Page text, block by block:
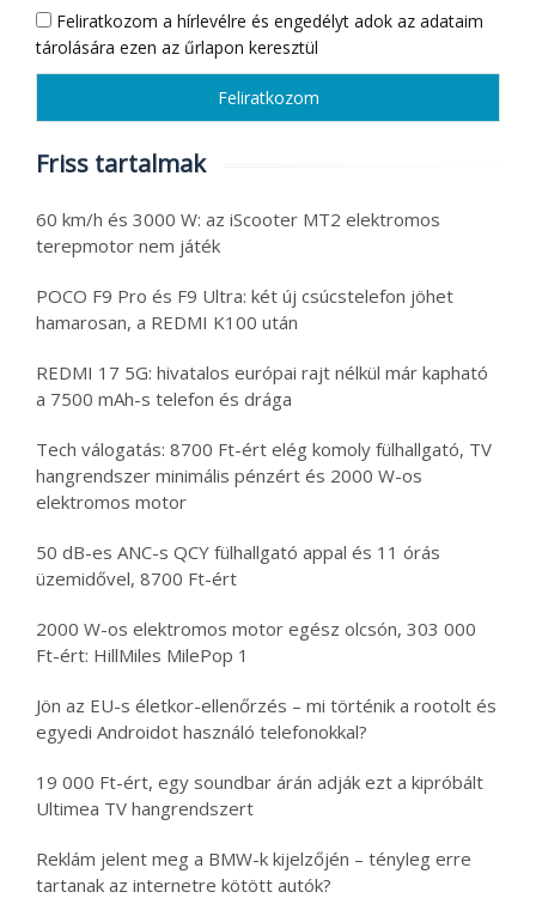
Feliratkozom a hírlevélre és engedélyt adok az adataim
tárolására ezen az űrlapon keresztül
Friss tartalmak
60 km/h és 3000 W: az iScooter MT2 elektromos
terepmotor nem játék
POCO F9 Pro és F9 Ultra: két új csúcstelefon jöhet
hamarosan, a REDMI K100 után
REDMI 17 5G: hivatalos európai rajt nélkül már kapható
a 7500 mAh-s telefon és drága
Tech válogatás: 8700 Ft-ért elég komoly fülhallgató, TV
hangrendszer minimális pénzért és 2000 W-os
elektromos motor
50 dB-es ANC-s QCY fülhallgató appal és 11 órás
üzemidővel, 8700 Ft-ért
2000 W-os elektromos motor egész olcsón, 303 000
Ft-ért: HillMiles MilePop 1
Jön az EU-s életkor-ellenőrzés – mi történik a rootolt és
egyedi Androidot használó telefonokkal?
19 000 Ft-ért, egy soundbar árán adják ezt a kipróbált
Ultimea TV hangrendszert
Reklám jelent meg a BMW-k kijelzőjén – tényleg erre
tartanak az internetre kötött autók?